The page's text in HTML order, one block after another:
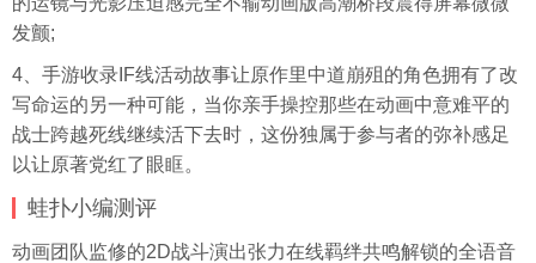
发颤;
4、手游收录IF线活动故事让原作里中道崩殂的角色拥有了改
写命运的另一种可能，当你亲手操控那些在动画中意难平的
战士跨越死线继续活下去时，这份独属于参与者的弥补感足
以让原著党红了眼眶。
蛙扑小编测评
动画团队监修的2D战斗演出张力在线羁绊共鸣解锁的全语音